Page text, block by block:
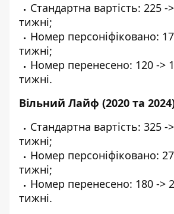
Стандартна вартість: 225 -
тижні;
Номер персоніфіковано:
тижні;
Номер перенесено: 120 ->
тижні.
Вільний Лайф (2020 та
Стандартна вартість: 325 -
тижні;
Номер персоніфіковано:
тижні;
Номер перенесено: 180 ->
тижні.